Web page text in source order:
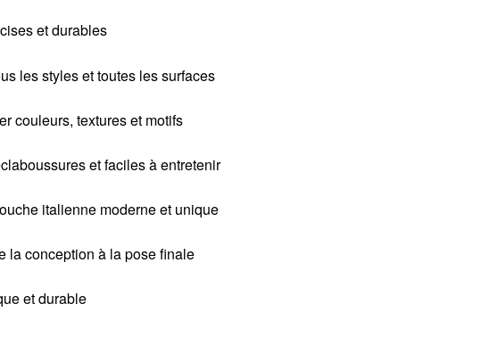
et durables
les styles et toutes les surfaces
couleurs, textures et motifs
et faciles à entretenir
italienne moderne et unique
la conception à la pose finale
et durable